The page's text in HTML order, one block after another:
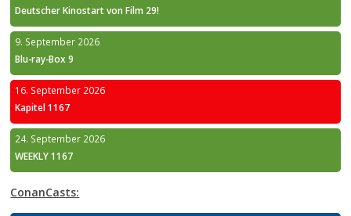
Deutscher Kinostart von Film 29!
9. September 2026
Blu-ray-Box 9
16. September 2026
Kapitel 1167
24. September 2026
WEEKLY 1167
ConanCasts: